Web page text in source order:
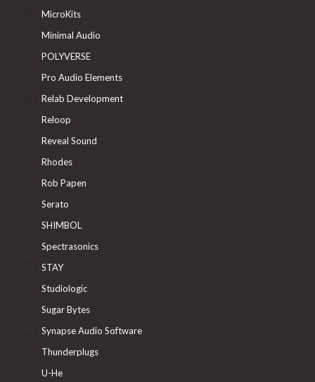
MicroKits
Minimal Audio
POLYVERSE
Pro Audio Elements
Relab Development
Reloop
Reveal Sound
Rhodes
Rob Papen
Serato
SHIMBOL
Spectrasonics
STAY
Studiologic
Sugar Bytes
Synapse Audio Software
Thunderplugs
U-He